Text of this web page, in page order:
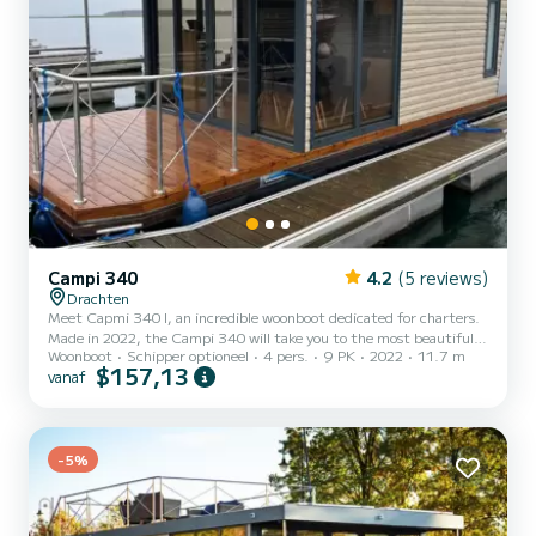
Campi 340 4.2 (5 reviews)
Drachten
Meet Capmi 340 I, an incredible woonboot dedicated for charters.
Made in 2022, the Campi 340 will take you to the most beautiful
anchorages in Drachten. The boat has 2 cabins with all comfort and
a capacity of 4 people. With an overall length of 12 meters, it will
1 toilet met douche Het heeft de volgende uitrusting...
Woonboot Schipper optioneel 4 pers. 9 PK 2022 11.7 m
vanaf $157,13
-5%